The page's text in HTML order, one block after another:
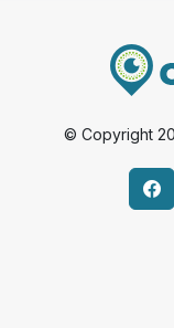
© Copyright